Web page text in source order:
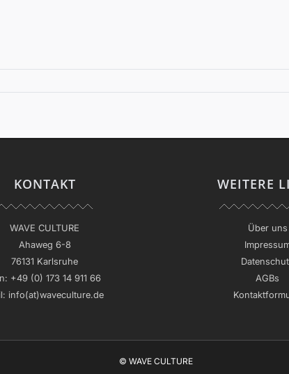
KONTAKT
WAVE CULTURE
Ahaweg 6-8
76131 Karlsruhe
+49 (0) 173 14 911 66
info(at)waveculture.de
WEITERE
Über uns
AGBs
© WAVE CULTURE